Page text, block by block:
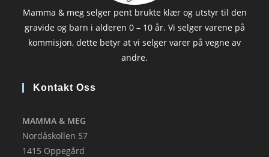
Mamma & meg selger pent brukte klær og utstyr til den
gravide og barn i alderen 0 – 10 år. Vi selger varene på
kommisjon, dette betyr at vi selger varer på vegne av
andre.
Kontakt Oss
MAMMA & MEG
Nordåskollen 57
1415 Oppegård